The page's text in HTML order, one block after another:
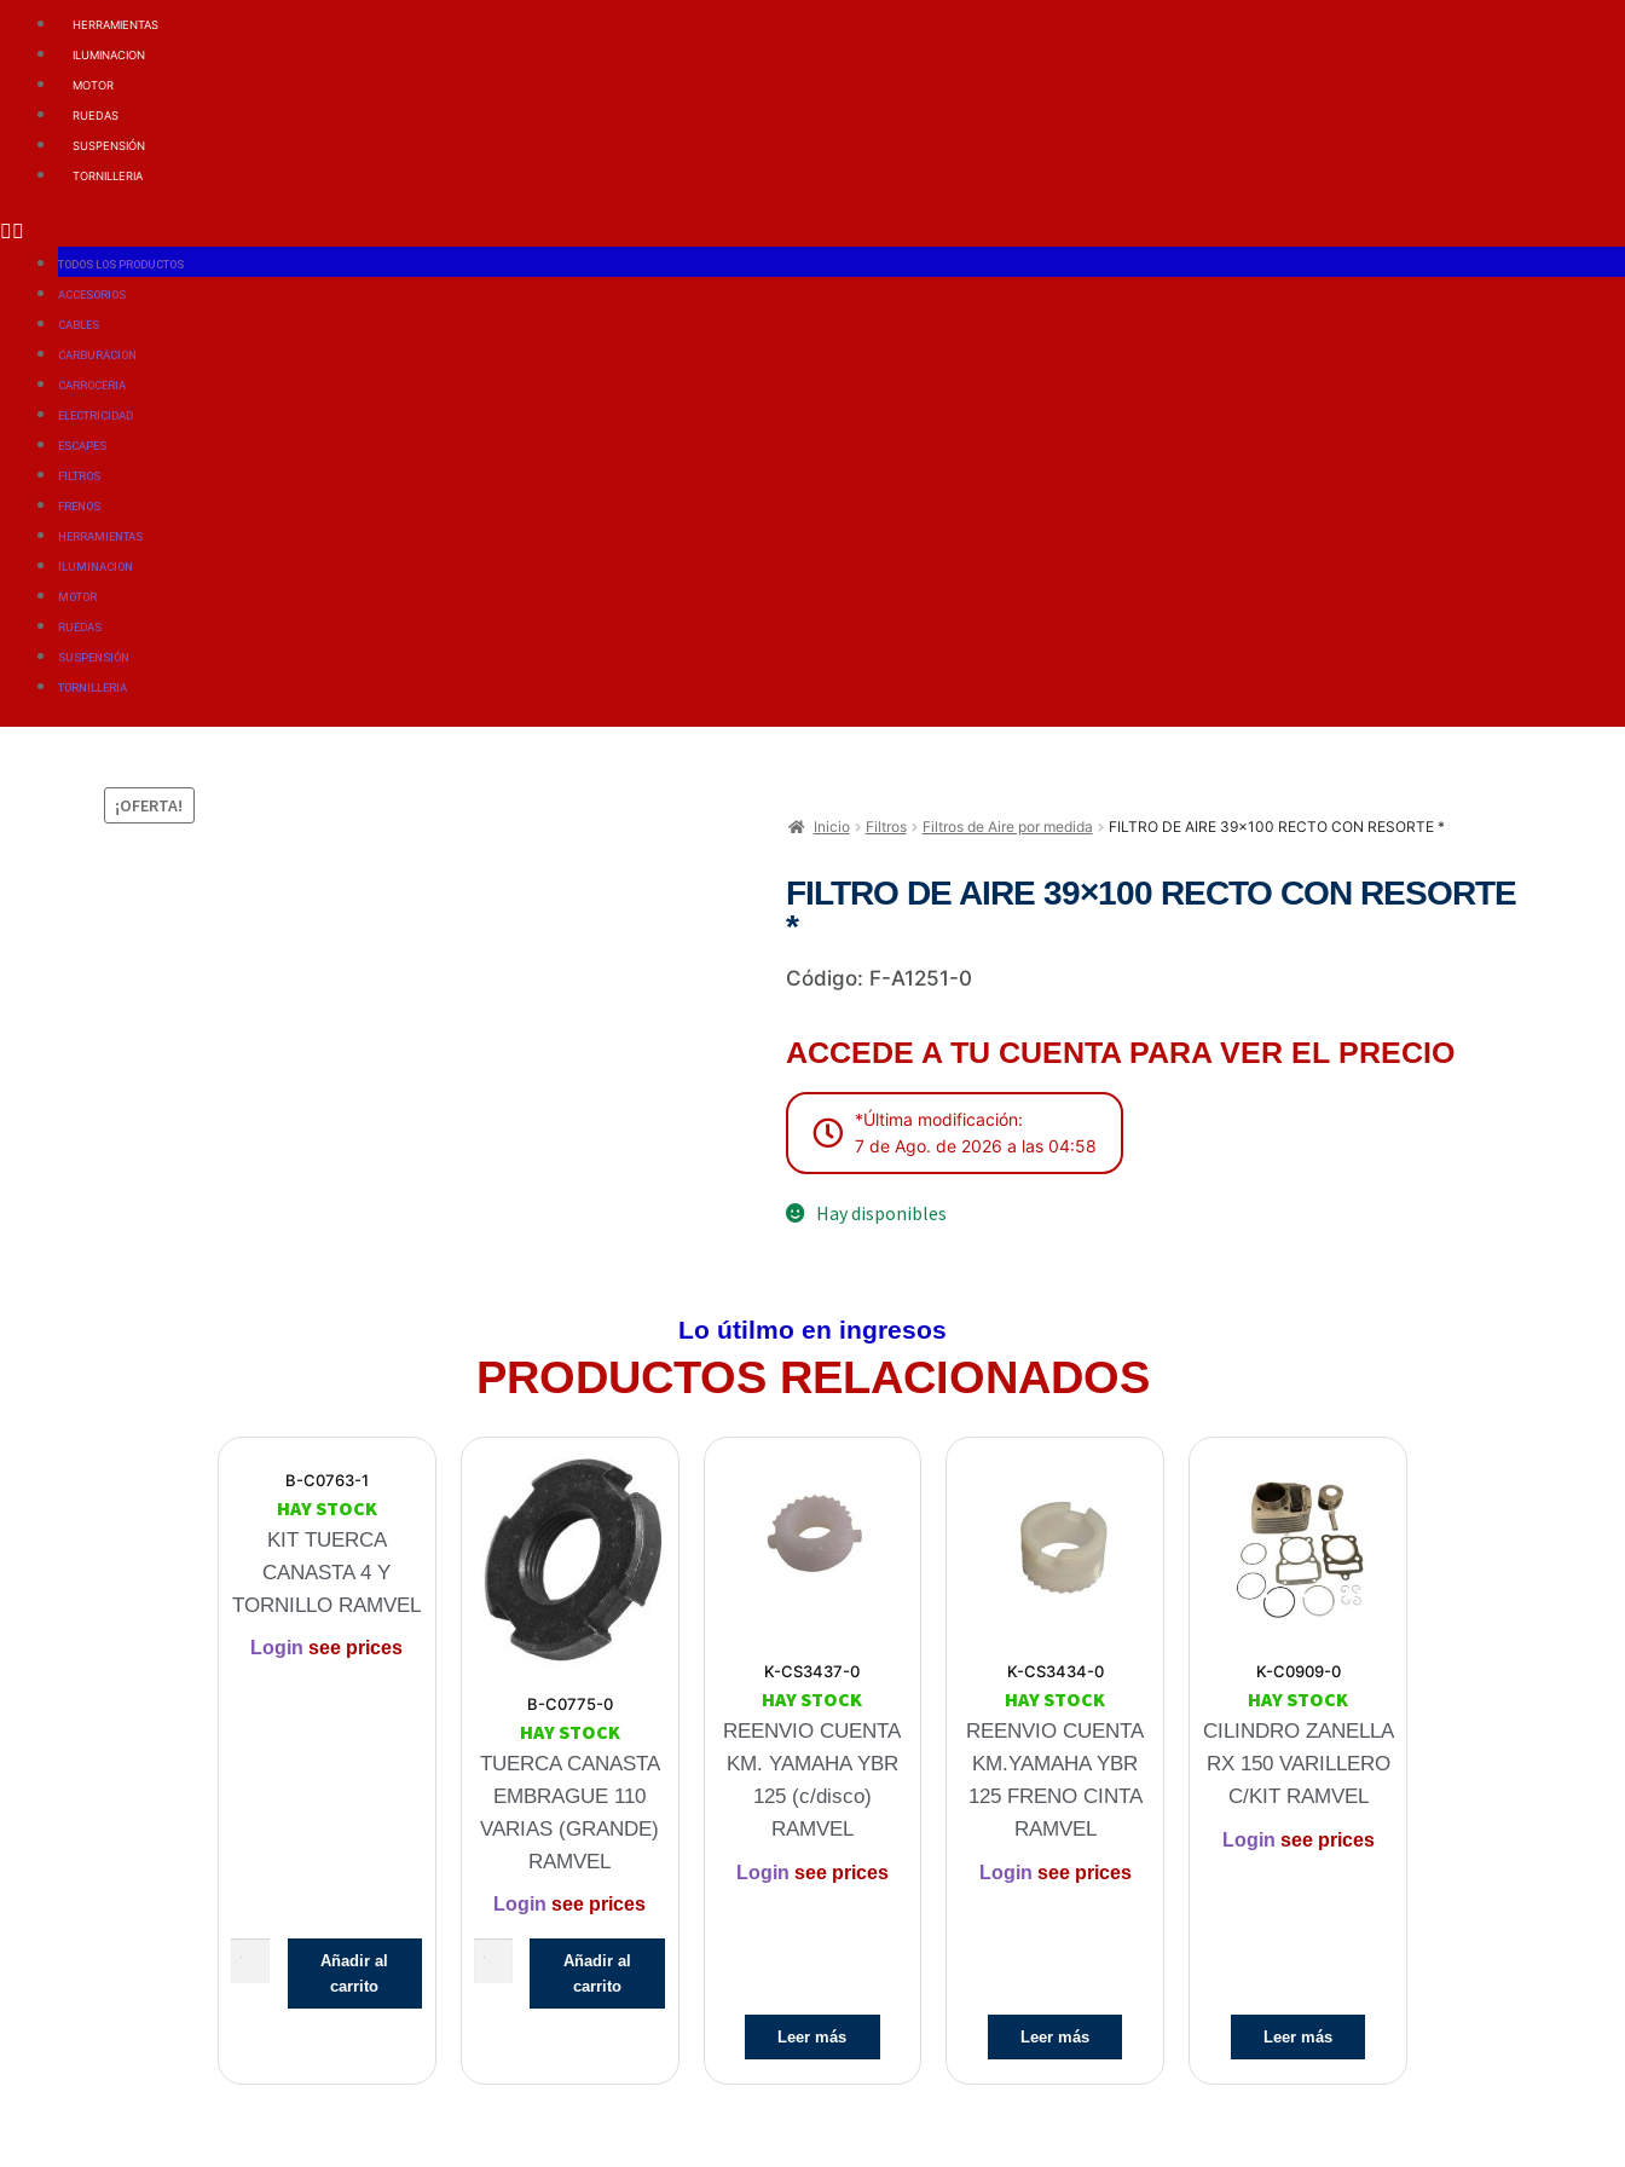
HERRAMIENTAS
ILUMINACION
MOTOR
RUEDAS
SUSPENSIÓN
TORNILLERIA
TODOS LOS PRODUCTOS
ACCESORIOS
CABLES
CARBURACION
CARROCERIA
ELECTRICIDAD
ESCAPES
FILTROS
FRENOS
HERRAMIENTAS
ILUMINACION
MOTOR
RUEDAS
SUSPENSIÓN
TORNILLERIA
¡OFERTA!
Inicio Filtros Filtros de Aire por medida FILTRO DE AIRE 39×100 RECTO CON RESORTE *
FILTRO DE AIRE 39×100 RECTO CON RESORTE
*
Código: F-A1251-0
ACCEDE A TU CUENTA PARA VER EL PRECIO
*Última modificación:
7 de Ago. de 2026 a las 04:58
Hay disponibles
Lo útilmo en ingresos
PRODUCTOS RELACIONADOS
B-C0763-1
HAY STOCK
KIT TUERCA
CANASTA 4 Y
TORNILLO RAMVEL
Login see prices
Añadir al
carrito
B-C0775-0
HAY STOCK
TUERCA CANASTA
EMBRAGUE 110
VARIAS (GRANDE)
RAMVEL
Login see prices
Añadir al
carrito
K-CS3437-0
HAY STOCK
REENVIO CUENTA
KM. YAMAHA YBR
125 (c/disco)
RAMVEL
Login see prices
Leer más
K-CS3434-0
HAY STOCK
REENVIO CUENTA
KM.YAMAHA YBR
125 FRENO CINTA
RAMVEL
Login see prices
Leer más
K-C0909-0
HAY STOCK
CILINDRO ZANELLA
RX 150 VARILLERO
C/KIT RAMVEL
Login see prices
Leer más